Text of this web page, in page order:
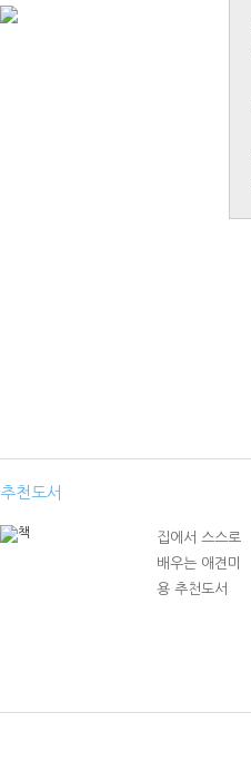
추천도서
집에서 스스로
배우는 애견미
용 추천도서